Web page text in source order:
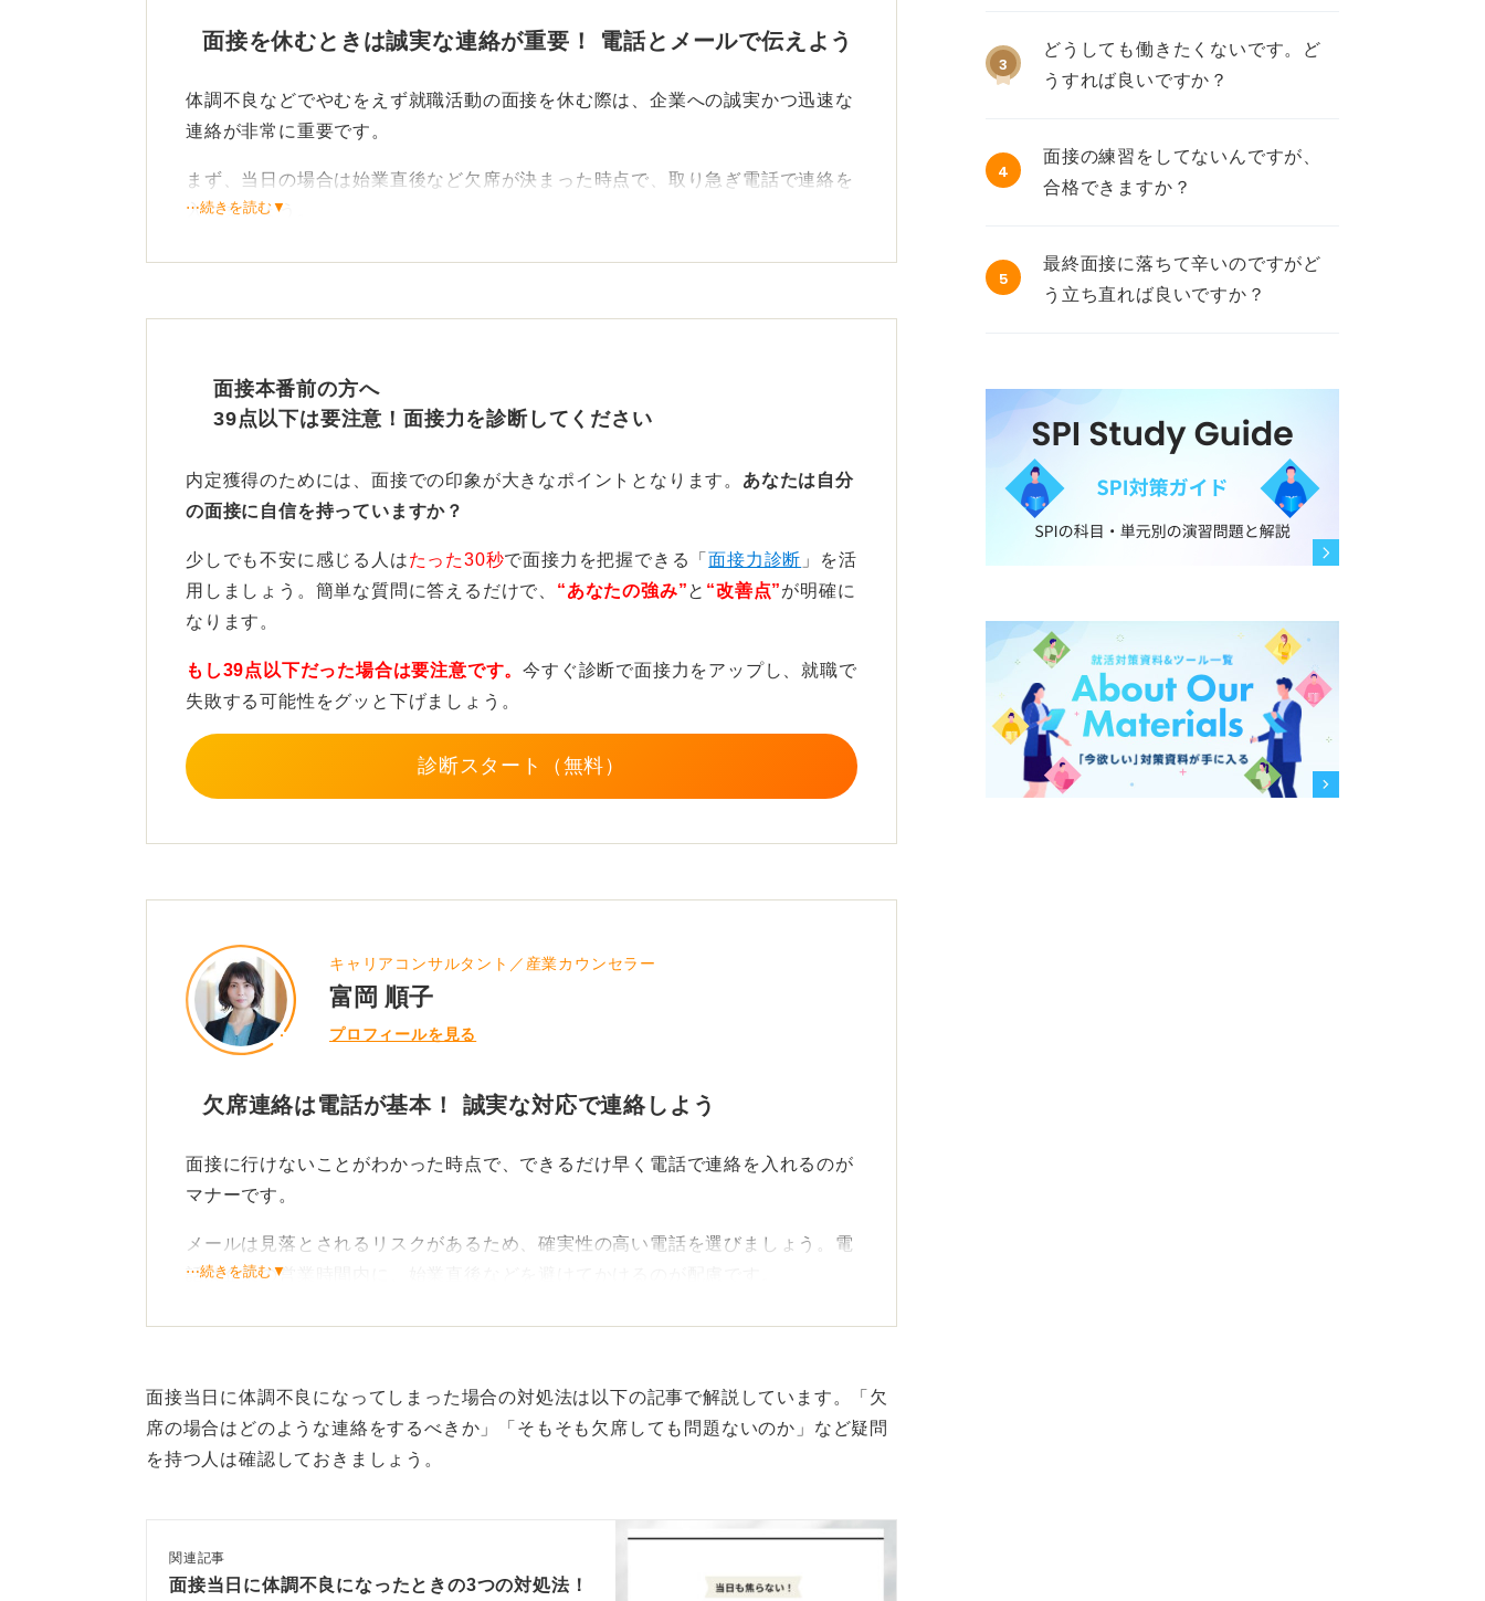
面接を休むときは誠実な連絡が重要！ 電話とメールで伝えよう
体調不良などでやむをえず就職活動の面接を休む際は、企業への誠実かつ迅速な
連絡が非常に重要です。
まず、当日の場合は始業直後など欠席が決まった時点で、取り急ぎ電話で連絡を
入れましょう。
その際、「体調不良のため、大変申し訳ないのですが本日の〇時の面接を欠席さ
しましょう。
す。
は改めての謝罪、事情の簡潔な説明、もし可能であれば、代替の候補日を3つく
らい記載します。
ていた宛先をすべて含めて返信するのが確実です。
1回の欠席は問題ない！ ただし繰り返すと評価が下がるので注意
選考への影響については、体調不良などは誰にでも起こりうることなので、1回
ただし、欠席が繰り返されたり、そのたび連絡が面接の直前になったりすると、
れてしまう可能性があります。
やむをえない事情がある場合でも、欠席は一度にとどめておくのが望ましいで
す。
0
⋯続きを読む▼
面接本番前の方へ
39点以下は要注意！面接力を診断してください
内定獲得のためには、面接での印象が大きなポイントとなります。 あなたは自分
の面接に自信を持っていますか？
少しでも不安に感じる人はたった30秒で面接力を把握できる「面接力診断 」を活
用しましょう。簡単な質問に答えるだけで、 “あなたの強み”と “改善点”が明確に
なります。
もし39点以下だった場合は要注意です。今すぐ診断で面接力をアップし、就職で
失敗する可能性をグッと下げましょう。
診断スタート（無料）
キャリアコンサルタント／産業カウンセラー
富岡 順子
プロフィールを見る
欠席連絡は電話が基本！ 誠実な対応で連絡しよう
面接に行けないことがわかった時点で、できるだけ早く電話で連絡を入れるのが
マナーです。
メールは見落とされるリスクがあるため、確実性の高い電話を選びましょう。電
話は企業の営業時間内に、始業直後などを避けてかけるのが配慮です。
日程変更の希望も伝え、意欲があることを示そう
連絡する際は、ただ欠席を伝えるだけでなく、「大変恐縮ですが、もし可能でし
たら、別の日程で再度面接の機会をいただくことはできませんでしょうか」と、
日程変更の希望もあわせて伝えるのが丁寧な対応です。
会社としても「次どうしようかな？」とわからなくなってしまいます。
再面接の希望を伝えたうえで日程調整ができるようならする、できないようであ
⋯続きを読む▼
面接当日に体調不良になってしまった場合の対処法は以下の記事で解説しています。「欠
席の場合はどのような連絡をするべきか」「そもそも欠席しても問題ないのか」など疑問
を持つ人は確認しておきましょう。
関連記事
面接当日に体調不良になったときの3つの対処法！
3
どうしても働きたくないです。ど
うすれば良いですか？
4
面接の練習をしてないんですが、
合格できますか？
5
最終面接に落ちて辛いのですがど
う立ち直れば良いですか？